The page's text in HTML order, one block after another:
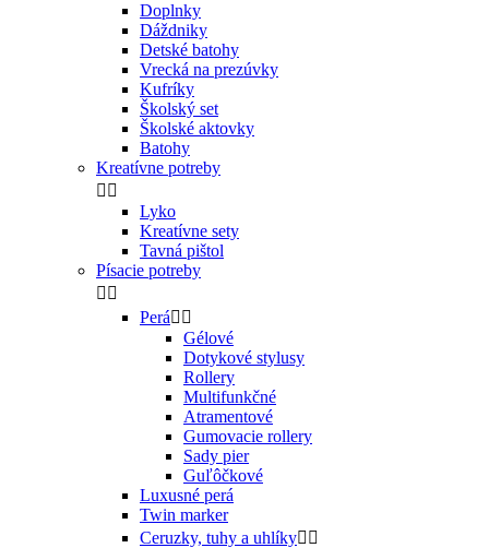
Doplnky
Dáždniky
Detské batohy
Vrecká na prezúvky
Kufríky
Školský set
Školské aktovky
Batohy
Kreatívne potreby
 
Lyko
Kreatívne sety
Tavná pištol
Písacie potreby
 
Perá 
Gélové
Dotykové stylusy
Rollery
Multifunkčné
Atramentové
Gumovacie rollery
Sady pier
Guľôčkové
Luxusné perá
Twin marker
Ceruzky, tuhy a uhlíky 